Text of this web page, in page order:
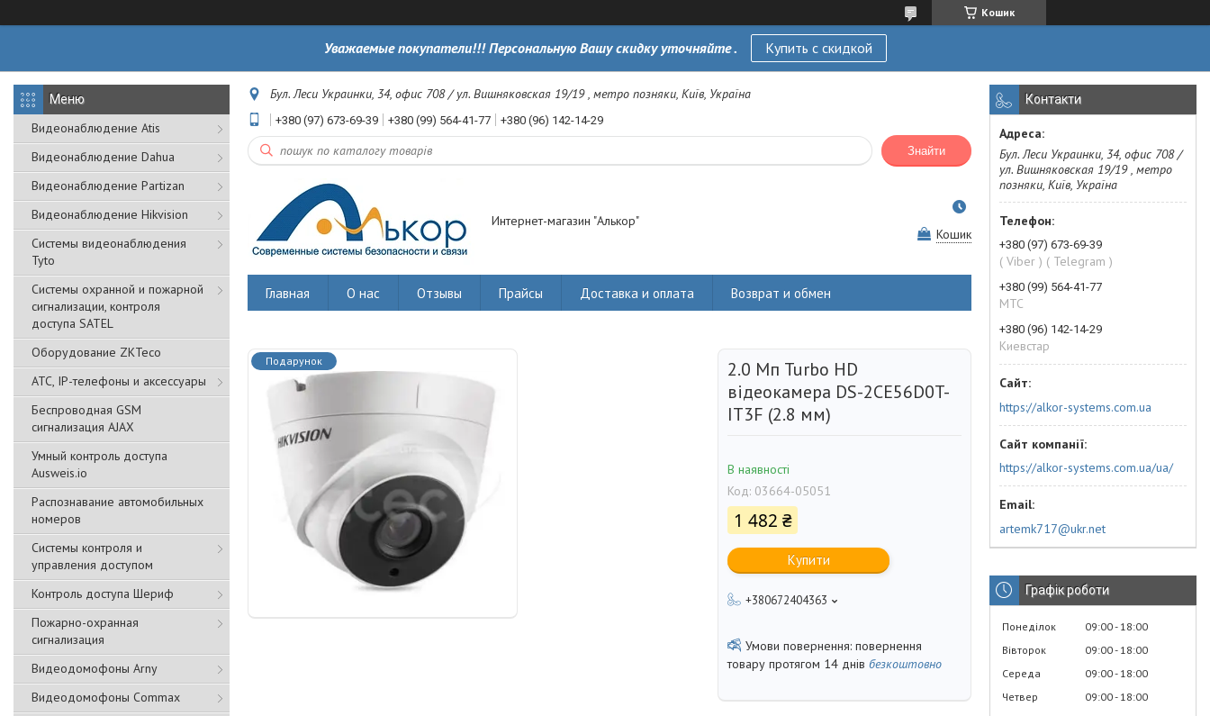
Кошик
Уважаемые покупатели!!! Персональную Вашу скидку уточняйте . Купить с скидкой
Видеонаблюдение Atis
Видеонаблюдение Dahua
Видеонаблюдение Partizan
Видеонаблюдение Hikvision
Системы видеонаблюдения
Tyto
Cистемы охранной и пожарной
сигнализации, контроля
доступа SATEL
Оборудование ZKTeco
АТС, IP-телефоны и аксессуары
Беспроводная GSM
сигнализация АJAX
Умный контроль доступа
Ausweis.io
Распознавание автомобильных
номеров
Системы контроля и
управления доступом
Контроль доступа Шериф
Пожарно-охранная
сигнализация
Видеодомофоны Arny
Видеодомофоны Commax
Бул. Леси Украинки, 34, офис 708 / ул. Вишняковская 19/19 , метро позняки, Київ, Україна
+380 (97) 673-69-39 +380 (99) 564-41-77 +380 (96) 142-14-29
Знайти
Интернет-магазин "Алькор"
Кошик
Главная О нас Отзывы Прайсы Доставка и оплата Возврат и обмен
Подарунок
2.0 Мп Turbo HD
відеокамера DS-2CE56D0T-
IT3F (2.8 мм)
В наявності
Код: 03664-05051
1 482 ₴
Купити
+380672404363
повернення
товару протягом 14 днів безкоштовно
Контакти
Бул. Леси Украинки, 34, офис 708 /
ул. Вишняковская 19/19 , метро
позняки, Київ, Україна
+380 (97) 673-69-39
( Viber ) ( Telegram )
+380 (99) 564-41-77
МТС
+380 (96) 142-14-29
Киевстар
https://alkor-systems.com.ua
https://alkor-systems.com.ua/ua/
artemk717@ukr.net
Графік роботи
Понеділок 09:00 18:00
Вівторок
09:00 18:00
Середа
09:00 18:00
Четвер
09:00 18:00